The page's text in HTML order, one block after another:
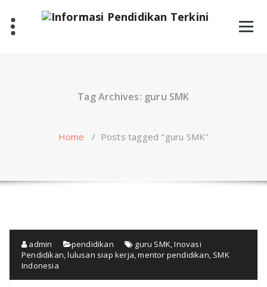
content
Tag Archives: guru SMK
Home / Posts tagged "guru SMK"
admin pendidikan guru SMK,Inovasi
Pendidikan,lulusan siap kerja,mentor pendidikan, SMK
Indonesia